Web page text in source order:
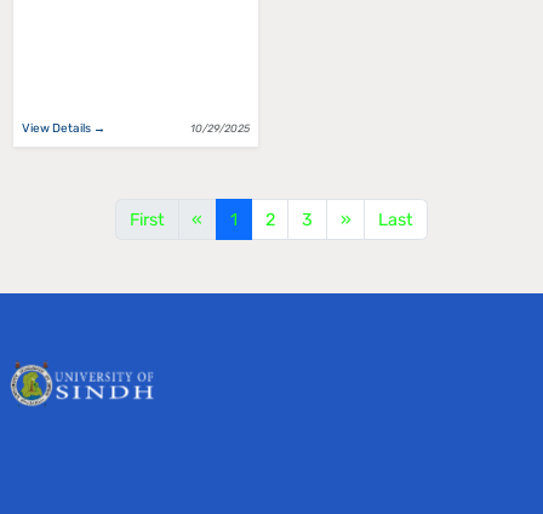
View Details → 10/29/2025
First « 1 2 3 » Last